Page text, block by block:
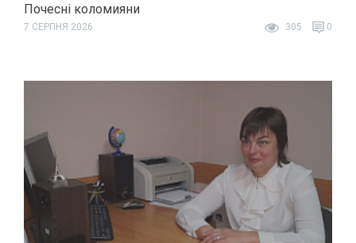
Почесні коломияни
7 СЕРПНЯ 2026 305 0